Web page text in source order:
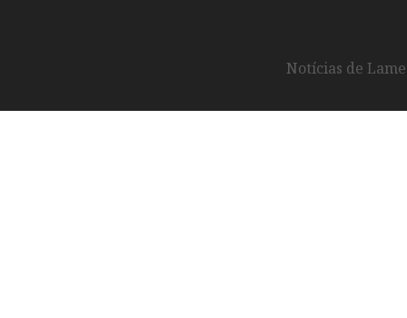
Notícias de